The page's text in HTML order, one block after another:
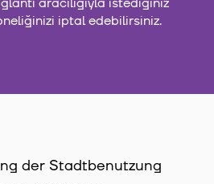
iptal edebilirsiniz.
der Stadtbenutzung